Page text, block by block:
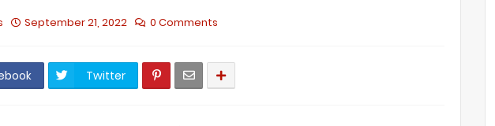
September 21, 2022 0 Comments
Twitter